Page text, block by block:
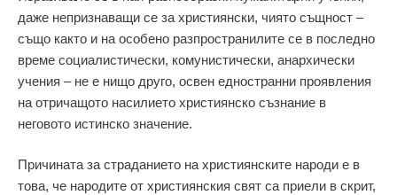
даже непризнаващи се за християнски, чиято същност –
също както и на особено разпространилите се в последно
време социалистически, комунистически, анархически
учения – не е нищо друго, освен едностранни проявления
на отричащото насилието християнско съзнание в
неговото истинско значение.
Причината за страданието на християнските народи е в
това, че народите от християнския свят са приели в скрит,